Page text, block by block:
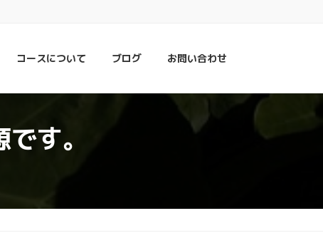
コースについて ブログ お問い合わせ
す。